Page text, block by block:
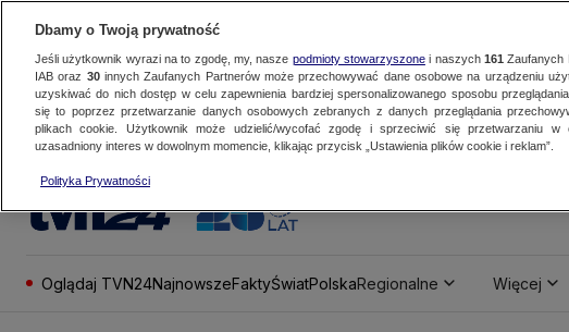
Oglądaj TVN24NajnowszeFaktyŚwiatPolskaRegionalne Więcej
Dbamy o Twoją prywatność
Jeśli użytkownik wyrazi na to zgodę, my, nasze podmioty stowarzyszonei naszych 161 Zaufanych
IAB oraz 30innych Zaufanych Partnerów może przechowywać dane osobowe na urządzeniu
uzyskiwać do nich dostęp w celu zapewnienia bardziej spersonalizowanego sposobu
się to poprzez przetwarzanie danych osobowych zebranych z danych przeglądania
plikach cookie. Użytkownik może udzielić/wycofać zgodę i sprzeciwić się przetwarzaniu w
uzasadniony interes w dowolnym momencie, klikając przycisk „Ustawienia plików cookie i reklam”.
Polityka Prywatności